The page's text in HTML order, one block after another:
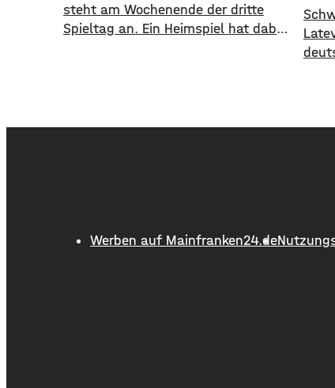
steht am Wochenende der dritte
Spieltag an. Ein Heimspiel hat dabei
Spielen aktuell an der
Werben auf Mainfranken24.de